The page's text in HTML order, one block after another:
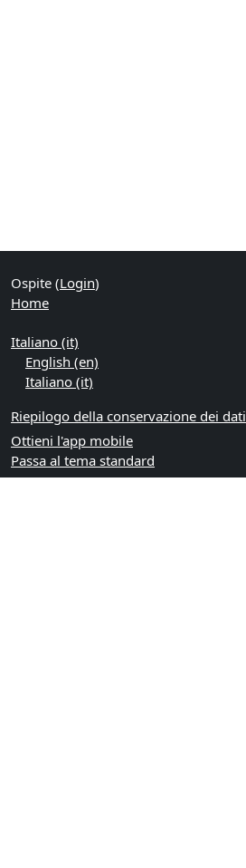
Ospite (Login)
Home
Italiano ‎(it)‎
English ‎(en)‎
Italiano ‎(it)‎
Riepilogo della conservazione dei dati
Ottieni l'app mobile
Passa al tema standard